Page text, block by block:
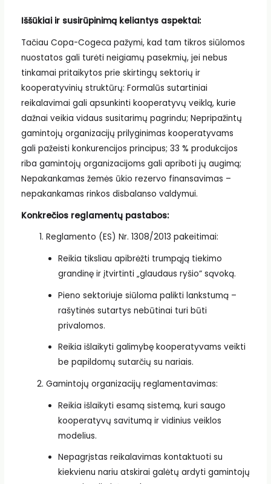
Iššūkiai ir susirūpinimą keliantys aspektai:
Tačiau Copa-Cogeca pažymi, kad tam tikros siūlomos
nuostatos gali turėti neigiamų pasekmių, jei nebus
tinkamai pritaikytos prie skirtingų sektorių ir
kooperatyvinių struktūrų: Formalūs sutartiniai
reikalavimai gali apsunkinti kooperatyvų veiklą, kurie
dažnai veikia vidaus susitarimų pagrindu; Nepripažintų
gamintojų organizacijų prilyginimas kooperatyvams
gali pažeisti konkurencijos principus; 33 % produkcijos
riba gamintojų organizacijoms gali apriboti jų augimą;
Nepakankamas žemės ūkio rezervo finansavimas –
nepakankamas rinkos disbalanso valdymui.
Konkrečios reglamentų pastabos:
Reglamento (ES) Nr. 1308/2013 pakeitimai:
Reikia tiksliau apibrėžti trumpąją tiekimo
grandinę ir įtvirtinti „glaudaus ryšio“ sąvoką.
Pieno sektoriuje siūloma palikti lankstumą –
rašytinės sutartys nebūtinai turi būti
privalomos.
Reikia išlaikyti galimybę kooperatyvams veikti
be papildomų sutarčių su nariais.
Gamintojų organizacijų reglamentavimas:
Reikia išlaikyti esamą sistemą, kuri saugo
kooperatyvų savitumą ir vidinius veiklos
modelius.
Nepagrįstas reikalavimas kontaktuoti su
kiekvienu nariu atskirai galėtų ardyti gamintojų